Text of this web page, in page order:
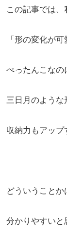
この記事では、
「形の変化が
ぺったんこなの
三日月のような
収納力もアップ
どういうこと
分かりやすいと